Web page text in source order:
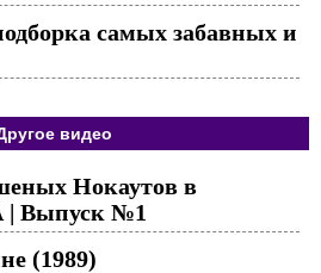
самых забавных и
видео
Нокаутов в
| Выпуск №1
(1989)